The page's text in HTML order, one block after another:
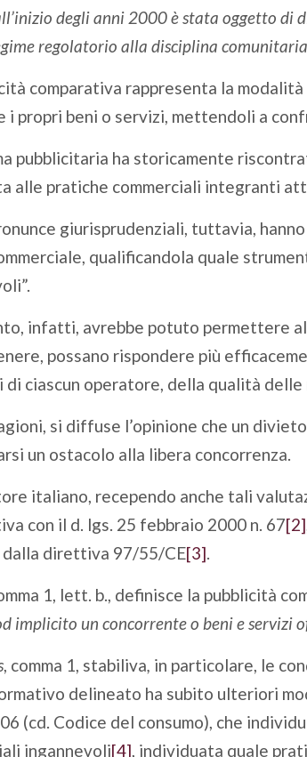
degli anni 2000 è stata oggetto di
regolatorio alla disciplina
comparativa rappresenta la
i propri beni o servizi, mettendoli a
pubblicitaria ha storicamente
alle pratiche commerciali integranti
giurisprudenziali, tuttavia,
qualificandola quale
infatti, avrebbe potuto permettere
possano rispondere più
di ciascun operatore, della qualità
si diffuse l’opinione che un
un ostacolo alla libera concorrenza.
italiano, recependo anche tali
con il d. lgs. 25 febbraio 2000 n. 67[2]
dalla direttiva 97/55/CE[3].
1, lett. b., definisce la pubblicità
implicito un concorrente o beni e servizi
, comma 1, stabiliva, in particolare, le
delineato ha subito ulteriori
(cd. Codice del consumo), che
ingannevoli[4], individuata quale